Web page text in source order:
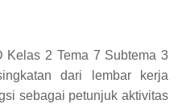
Kelas 2 Tema 7 Subtema 3
dari lembar kerja
sebagai petunjuk aktivitas